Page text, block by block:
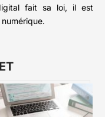
fait sa loi, il est